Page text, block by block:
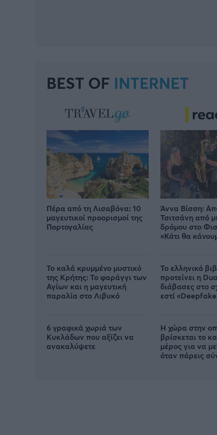
BEST OF INTERNET
Πέρα από τη Λισαβόνα: 10
μαγευτικοί προορισμοί της
Πορτογαλίας
Το καλά κρυμμένο μυστικό
της Κρήτης: Το φαράγγι των
Αγίων και η μαγευτική
παραλία στο Λιβυκό
6 γραφικά χωριά των
Κυκλάδων που αξίζει να
ανακαλύψετε
Άννα Βίσση:
Τσιτσάνη από
δρόμου στο
«Κάτι θα
Το ελληνικό
προτείνει η
διάβασες στο
εστί
Η χώρα στην
βρίσκεται το
μέρος για να
όταν πάρεις